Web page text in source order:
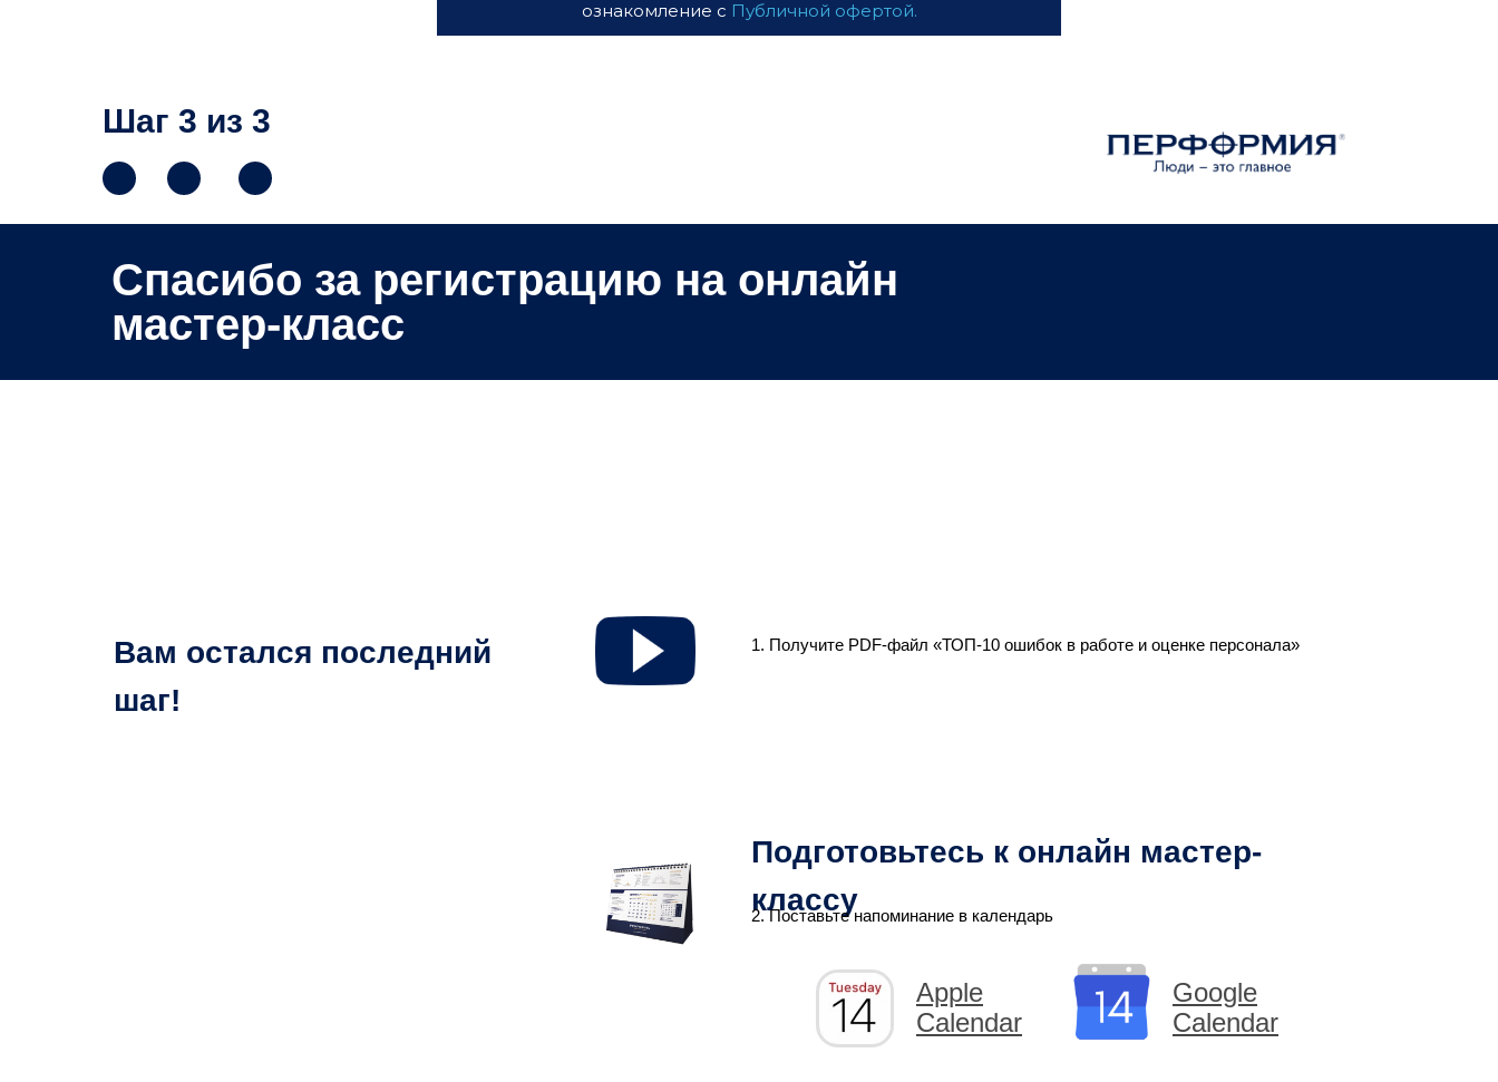
ознакомление с Публичной офертой.
Шаг 3 из 3
Спасибо за регистрацию на онлайн
мастер-класс
Подготовьтесь к онлайн мастер-
классу
2. Поставьте напоминание в календарь
1. Получите PDF-файл «ТОП-10 ошибок в работе и оценке персонала»
Apple
Calendar
Google
Calendar
Вам остался последний
шаг!